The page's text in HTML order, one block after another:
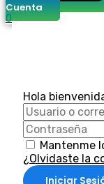
Cuenta
0
Hola
Mantenme
¿Olvidaste la
Iniciar